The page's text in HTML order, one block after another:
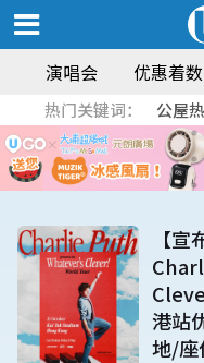
演唱会 优惠着数
热门关键词： 公屋
【
港站
地/座